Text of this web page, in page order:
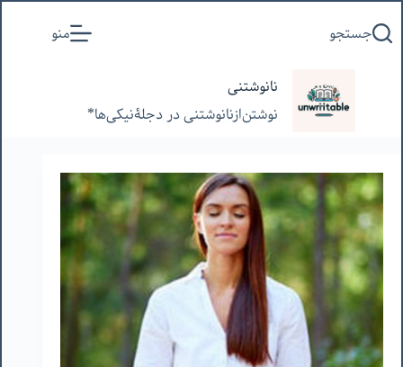
به
جستجو منو
نانوشتنی
نوشتن‌از‌نانوشتنی‌ در‌ دجلۀنیکی‌ها*